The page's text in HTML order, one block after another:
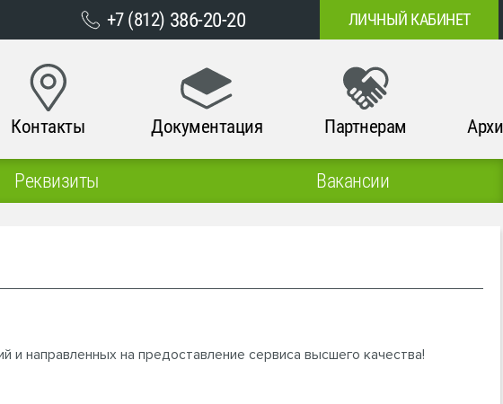
+7 (812) 386-20-20 ЛИЧНЫЙ КАБИНЕТ
Контакты Документация Партнерам
Реквизиты Вакансии
направленных на предоставление сервиса высшего качества!